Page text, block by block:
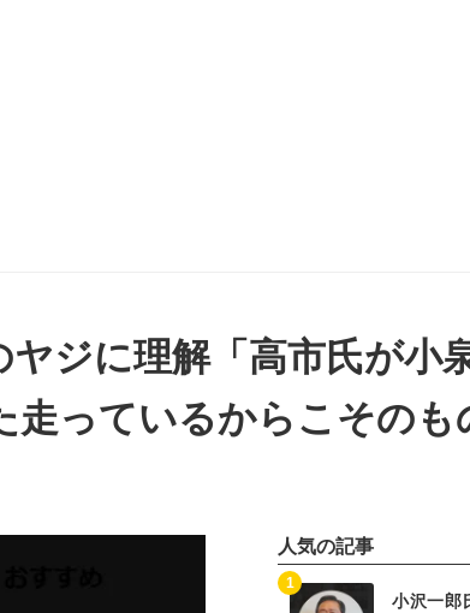
ジに理解「高市氏が小
っているからこそのも
人気の記事
小沢一郎
1